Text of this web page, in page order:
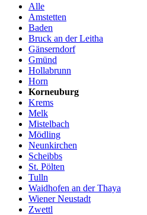
Alle
Amstetten
Baden
Bruck an der Leitha
Gänserndorf
Gmünd
Hollabrunn
Horn
Korneuburg
Krems
Melk
Mistelbach
Mödling
Neunkirchen
Scheibbs
St. Pölten
Tulln
Waidhofen an der Thaya
Wiener Neustadt
Zwettl